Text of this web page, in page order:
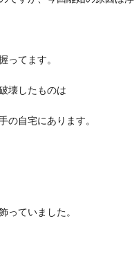
ってます。
壊したものは
の自宅にあります。
っていました。